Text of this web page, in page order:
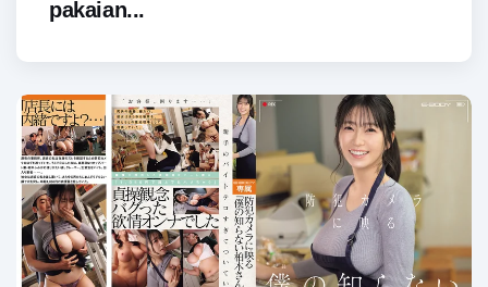
pakaian...